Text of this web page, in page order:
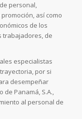
personal,
así como
de los
trabajadores, de
especialistas
por si
desempeñar
Panamá, S.A.,
al personal de